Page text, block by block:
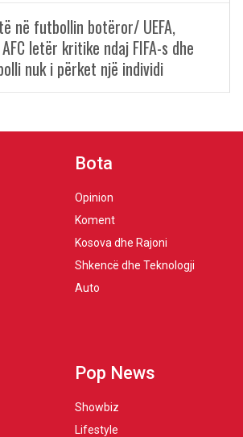
në futbollin botëror/ UEFA,
AFC letër kritike ndaj FIFA-s dhe
nuk i përket një individi
Bota
Opinion
Koment
Kosova dhe Rajoni
Shkencë dhe Teknologji
Auto
Pop News
Showbiz
Lifestyle